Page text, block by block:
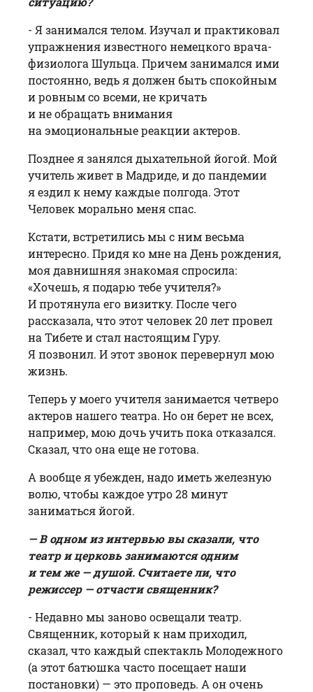
- Я занимался телом. Изучал и практиковал
упражнения известного немецкого врача-
физиолога Шульца. Причем занимался ими
постоянно, ведь я должен быть спокойным
и ровным со всеми, не кричать
и не обращать внимания
на эмоциональные реакции актеров.
Позднее я занялся дыхательной йогой. Мой
учитель живет в Мадриде, и до пандемии
я ездил к нему каждые полгода. Этот
Человек морально меня спас.
Кстати, встретились мы с ним весьма
интересно. Придя ко мне на День рождения,
моя давнишняя знакомая спросила:
«Хочешь, я подарю тебе учителя?»
И протянула его визитку. После чего
рассказала, что этот человек 20 лет провел
на Тибете и стал настоящим Гуру.
Я позвонил. И этот звонок перевернул мою
жизнь.
Теперь у моего учителя занимается четверо
актеров нашего театра. Но он берет не всех,
например, мою дочь учить пока отказался.
Сказал, что она еще не готова.
А вообще я убежден, надо иметь железную
волю, чтобы каждое утро 28 минут
заниматься йогой.
— В одном из интервью вы сказали, что
театр и церковь занимаются одним
и тем же — душой. Считаете ли, что
режиссер — отчасти священник?
- Недавно мы заново освещали театр.
Священник, который к нам приходил,
сказал, что каждый спектакль Молодежного
(а этот батюшка часто посещает наши
постановки) — это проповедь. А он очень